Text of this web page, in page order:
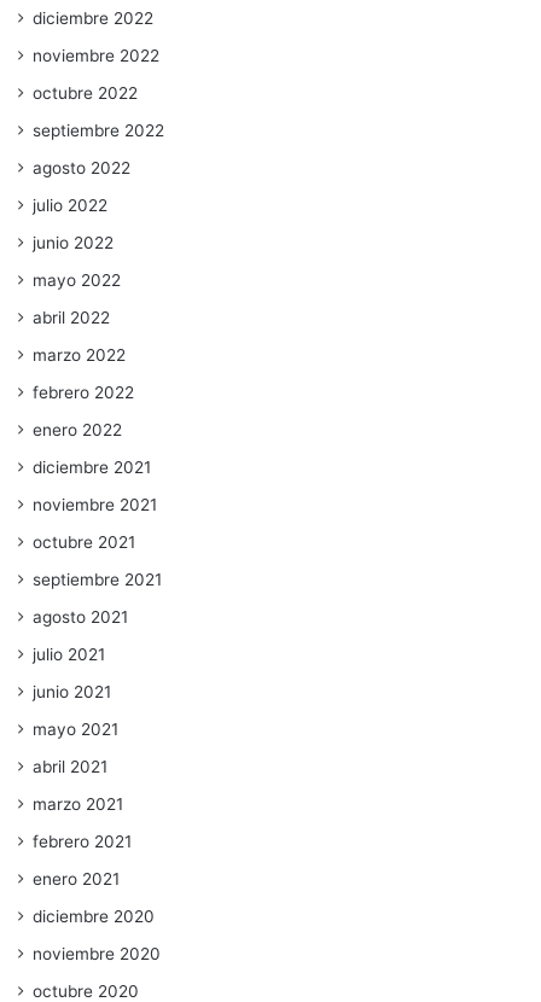
diciembre 2022
noviembre 2022
octubre 2022
septiembre 2022
agosto 2022
julio 2022
junio 2022
mayo 2022
abril 2022
marzo 2022
febrero 2022
enero 2022
diciembre 2021
noviembre 2021
octubre 2021
septiembre 2021
agosto 2021
julio 2021
junio 2021
mayo 2021
abril 2021
marzo 2021
febrero 2021
enero 2021
diciembre 2020
noviembre 2020
octubre 2020